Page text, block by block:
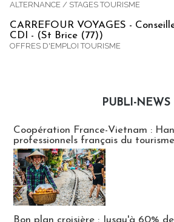
ALTERNANCE / STAGES TOURISME
CARREFOUR VOYAGES -
CDI - (St Brice (77))
OFFRES D'EMPLOI TOURISME
PUBLI-NEWS
Coopération France-Vietnam :
professionnels français du tourisme
Bon plan croisière : Jusqu'à 60%